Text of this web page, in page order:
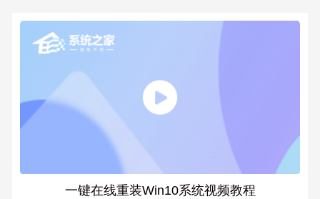
一键在线重装Win10系统视频教程